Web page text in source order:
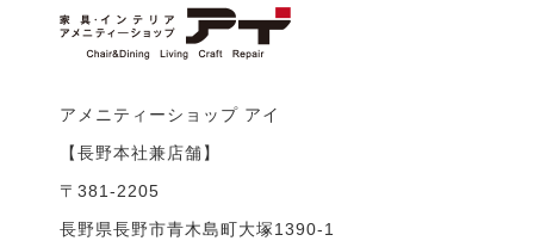
アメニティーショップ アイ
【長野本社兼店舗】
〒381-2205
長野県長野市青木島町大塚1390-1